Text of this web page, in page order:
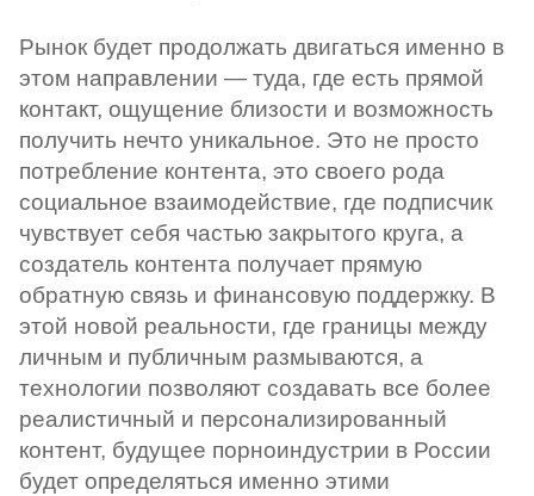
Рынок будет продолжать двигаться именно в
этом направлении — туда, где есть прямой
контакт, ощущение близости и возможность
получить нечто уникальное. Это не просто
потребление контента, это своего рода
социальное взаимодействие, где подписчик
чувствует себя частью закрытого круга, а
создатель контента получает прямую
обратную связь и финансовую поддержку. В
этой новой реальности, где границы между
личным и публичным размываются, а
технологии позволяют создавать все более
реалистичный и персонализированный
контент, будущее порноиндустрии в России
будет определяться именно этими